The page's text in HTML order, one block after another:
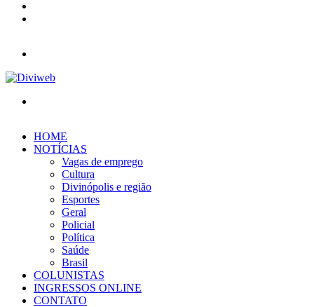
HOME
NOTÍCIAS
Vagas de emprego
Cultura
Divinópolis e região
Esportes
Geral
Policial
Política
Saúde
Brasil
COLUNISTAS
INGRESSOS ONLINE
CONTATO